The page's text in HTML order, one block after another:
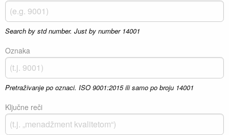
Search by std number. Just by number 14001
Oznaka
Pretraživanje po oznaci. ISO 9001:2015 ili samo po broju 14001
Ključne reči